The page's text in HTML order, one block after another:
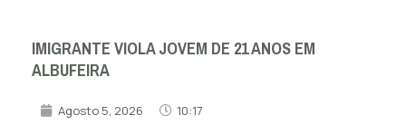
IMIGRANTE VIOLA JOVEM DE 21 ANOS EM
ALBUFEIRA
Agosto 5, 2026 10:17